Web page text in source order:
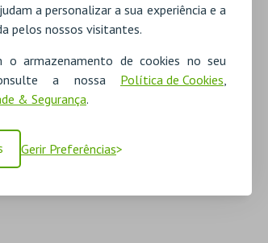
a personalizar a sua experiência e a
pelos nossos visitantes.
o armazenamento de cookies no seu
a nossa Política de Cookies
& Segurança.
Gerir Preferências